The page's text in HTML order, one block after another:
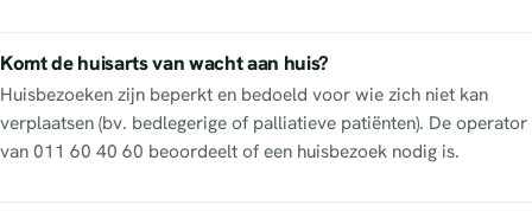
Komt de huisarts van wacht aan huis?
Huisbezoeken zijn beperkt en bedoeld voor wie zich niet kan
verplaatsen (bv. bedlegerige of palliatieve patiënten). De operator
van 011 60 40 60 beoordeelt of een huisbezoek nodig is.